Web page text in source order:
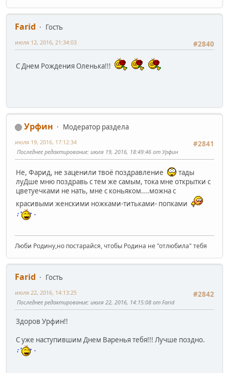
Farid
Гость
#2840
июля 12, 2016, 21:34:03
С Днем Рождения Оленька!!!
Урфин
Модератор раздела
#2841
июля 19, 2016, 17:12:34
Последнее редактирование: июля 19, 2016, 18:49:46 от Урфин
Не, Фарид, не заценили твоё поздравление
тады
луДше мню поздравь с тем же самым, тока мне открытки с
цветуечками не нать, мне с коньяком....можна с
красивыми женскими ножками-титьками- попками
Люби Родину,но постарайся, чтобы Родина не "отлюбила" тебя
Farid
Гость
#2842
июля 22, 2016, 14:13:25
Последнее редактирование: июля 22, 2016, 14:15:08 от Farid
Здоров Урфин!!
С уже наступившим Днем Варенья тебя!!! Лучше поздно.